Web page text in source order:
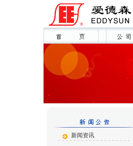
新闻资讯